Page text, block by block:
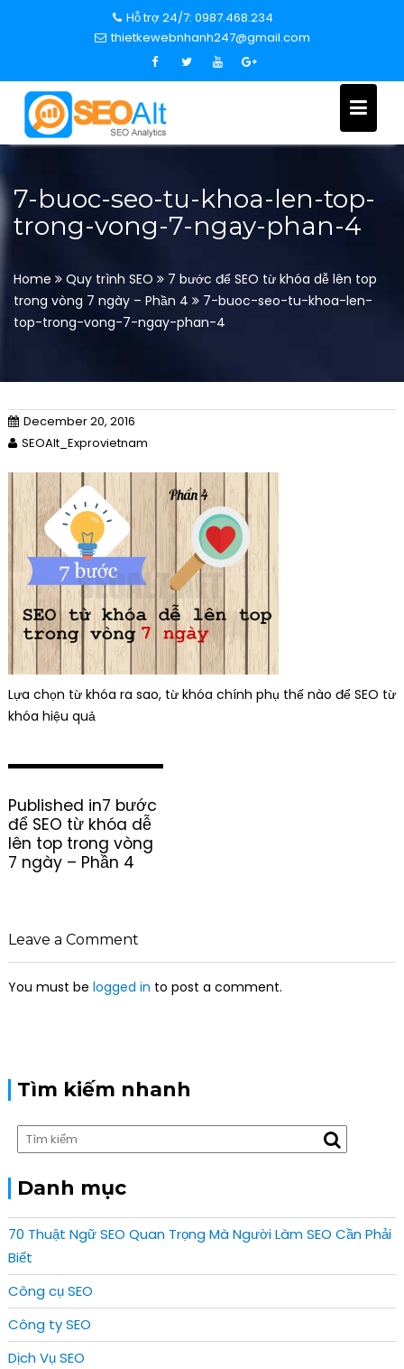
c
n
Hỗ trợ 24/7: 0987.468.234
thietkewebnhanh247@gmail.com
7-buoc-seo-tu-khoa-len-top-
trong-vong-7-ngay-phan-4
Home Quy trình SEO
7 bước để SEO từ khóa dễ lên top
trong vòng 7 ngày – Phần 4
7-buoc-seo-tu-khoa-len-
top-trong-vong-7-ngay-phan-4
December 20, 2016
SEOAlt_Exprovietnam
Lựa chọn từ khóa ra sao, từ khóa chính phụ thế nào để SEO từ
khóa hiệu quả
o
s
t
n
i
g
t
Published in7 bước
để SEO từ khóa dễ
lên top trong vòng
7 ngày – Phần 4
Leave a Comment
You must be logged in to post a comment.
Tìm kiếm nhanh
Danh mục
70 Thuật Ngữ SEO Quan Trọng Mà Người Làm SEO Cần Phải
Biết
Công cụ SEO
Công ty SEO
Dịch Vụ SEO